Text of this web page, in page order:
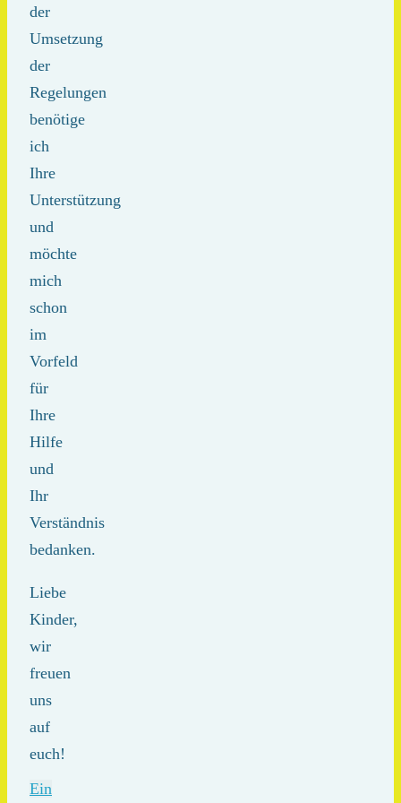
der
Umsetzung
der
Regelungen
benötige
ich
Ihre
Unterstützung
und
möchte
mich
schon
im
Vorfeld
für
Ihre
Hilfe
und
Ihr
Verständnis
bedanken.
Liebe
Kinder,
wir
freuen
uns
auf
euch!
Ein